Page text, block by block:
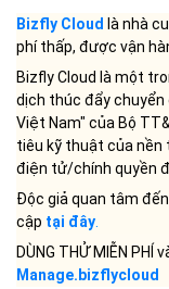
Bizfly Cloud là nhà
phí thấp, được vận
Bizfly Cloud là một
dịch thúc đẩy
Việt Nam" của Bộ
tiêu kỹ thuật của nền
điện tử/chính quyền
Độc giả quan tâm
cập tại đây.
DÙNG THỬ MIỄN PHÍ
Manage.bizflycloud